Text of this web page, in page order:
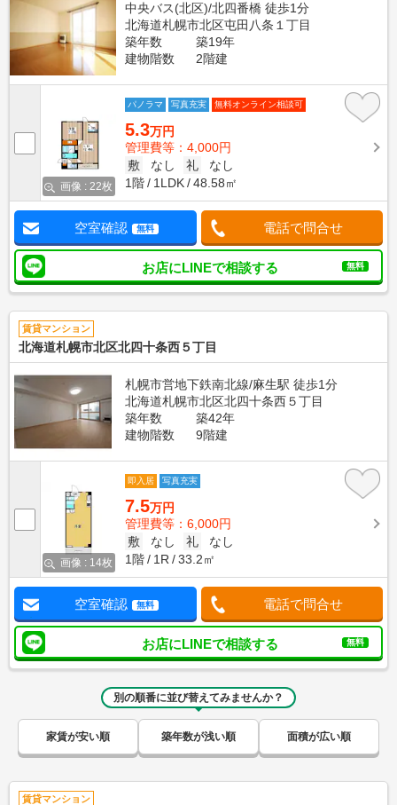
中央バス(北区)/北四番橋 徒歩1分
北海道札幌市北区屯田八条１丁目
築年数
築19年
建物階数
2階建
画像 : 22枚
パノラマ 写真充実 無料オンライン相談可
5.3万円
管理費等：4,000円
敷
なし 礼
なし
1階
1LDK 48.58㎡
空室確認 無料 電話で問合せ
お店にLINEで相談する 無料
賃貸マンション
北海道札幌市北区北四十条西５丁目
札幌市営地下鉄南北線/麻生駅 徒歩1分
北海道札幌市北区北四十条西５丁目
築年数
築42年
建物階数
9階建
画像 : 14枚
即入居 写真充実
7.5万円
管理費等：6,000円
敷
なし 礼
なし
1階
1R 33.2㎡
空室確認 無料 電話で問合せ
お店にLINEで相談する 無料
別の順番に並び替えてみませんか？
家賃が安い順 築年数が浅い順 面積が広い順
賃貸マンション